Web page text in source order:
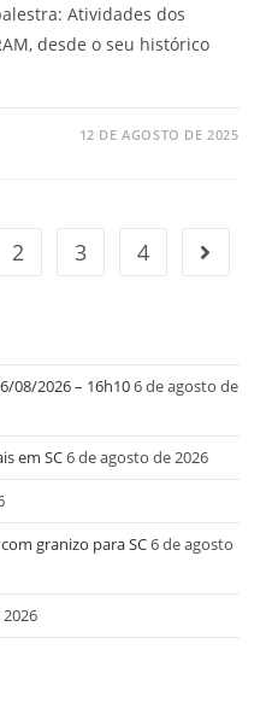
Atividades dos
desde o seu histórico
12 DE AGOSTO DE 2025
2 3 4
08/2026 – 16h106 de agosto de
em SC6 de agosto de 2026
granizo para SC6 de agosto